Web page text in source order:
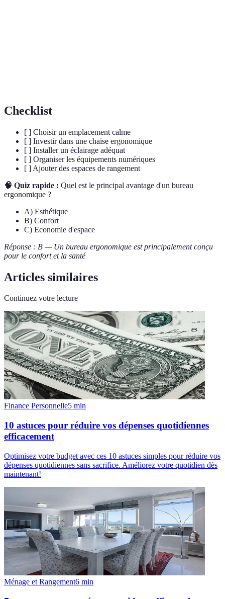
Checklist
[ ] Choisir un emplacement calme
[ ] Investir dans une chaise ergonomique
[ ] Installer un éclairage adéquat
[ ] Organiser les équipements numériques
[ ] Ajouter des espaces de rangement
🧠 Quiz rapide : Quel est le principal avantage d'un bureau
ergonomique ?
A) Esthétique
B) Confort
C) Economie d'espace
Réponse : B — Un bureau ergonomique est principalement conçu
pour le confort et la santé
Articles similaires
Continuez votre lecture
Finance Personnelle5 min
10 astuces pour réduire vos dépenses quotidiennes
efficacement
Optimisez votre budget avec ces 10 astuces simples pour réduire vos
dépenses quotidiennes sans sacrifice. Améliorez votre quotidien dès
maintenant!
Ménage et Rangement6 min